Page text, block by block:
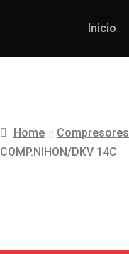
Inicio
Home Compresores
COMP.NIHON/DKV 14C